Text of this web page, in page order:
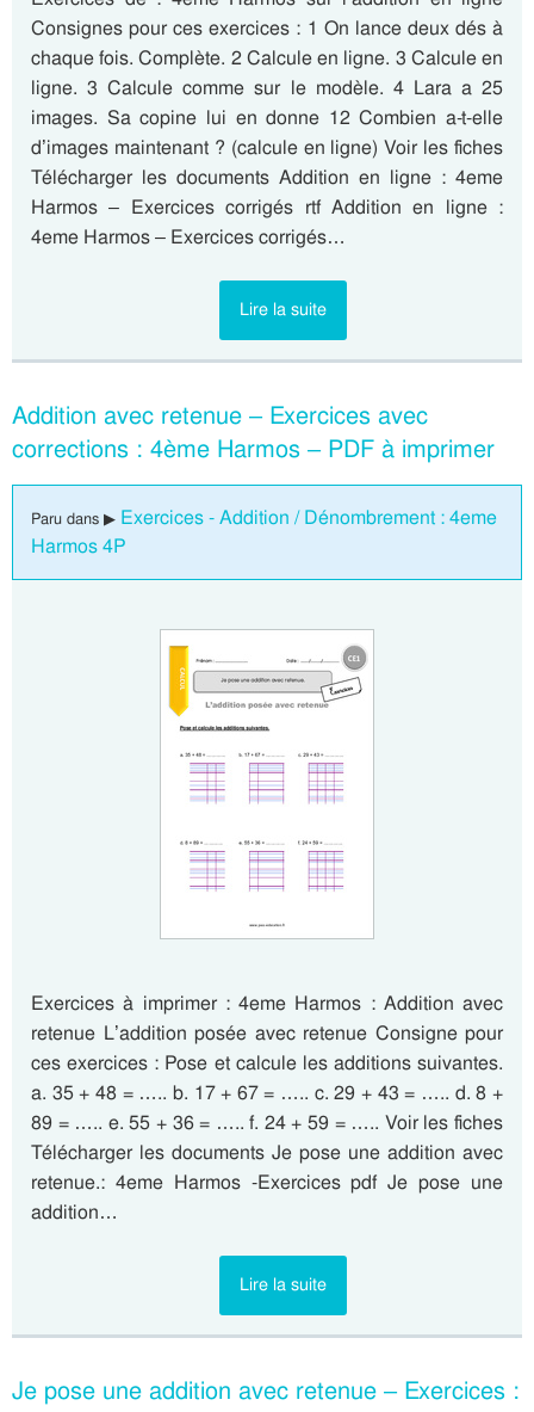
Consignes pour ces exercices : 1 On lance deux dés à
chaque fois. Complète. 2 Calcule en ligne. 3 Calcule en
ligne. 3 Calcule comme sur le modèle. 4 Lara a 25
images. Sa copine lui en donne 12 Combien a-t-elle
d’images maintenant ? (calcule en ligne) Voir les fiches
Télécharger les documents Addition en ligne : 4eme
Harmos – Exercices corrigés rtf Addition en ligne :
4eme Harmos – Exercices corrigés…
Lire la suite
Addition avec retenue – Exercices avec
corrections : 4ème Harmos – PDF à imprimer
Paru dans ▶ Exercices - Addition / Dénombrement : 4eme
Harmos 4P
Exercices à imprimer : 4eme Harmos : Addition avec
retenue L’addition posée avec retenue Consigne pour
ces exercices : Pose et calcule les additions suivantes.
a. 35 + 48 = ….. b. 17 + 67 = ….. c. 29 + 43 = ….. d. 8 +
89 = ….. e. 55 + 36 = ….. f. 24 + 59 = ….. Voir les fiches
Télécharger les documents Je pose une addition avec
retenue.: 4eme Harmos -Exercices pdf Je pose une
addition…
Lire la suite
Je pose une addition avec retenue – Exercices :